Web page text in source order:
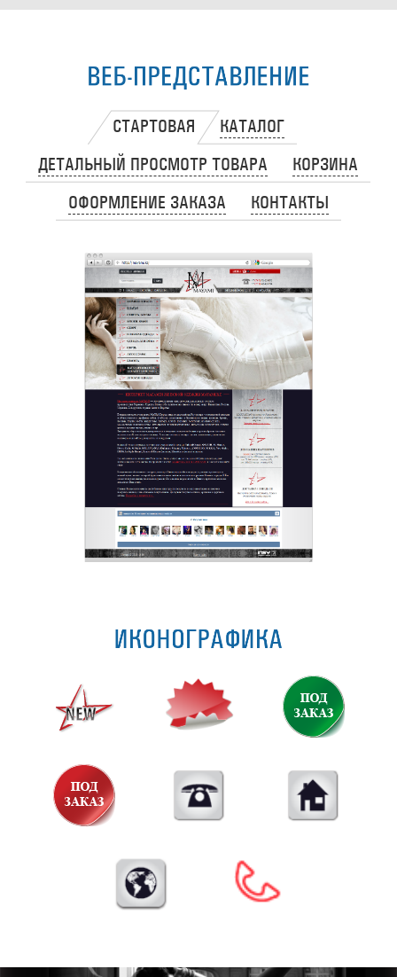
ВЕБ-ПРЕДСТАВЛЕНИЕ
СТАРТОВАЯ
КАТАЛОГ
ДЕТАЛЬНЫЙ ПРОСМОТР ТОВАРА
КОРЗИНА
ОФОРМЛЕНИЕ ЗАКАЗА
КОНТАКТЫ
ИКОНОГРАФИКА